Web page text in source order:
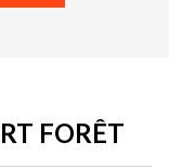
FORÊT